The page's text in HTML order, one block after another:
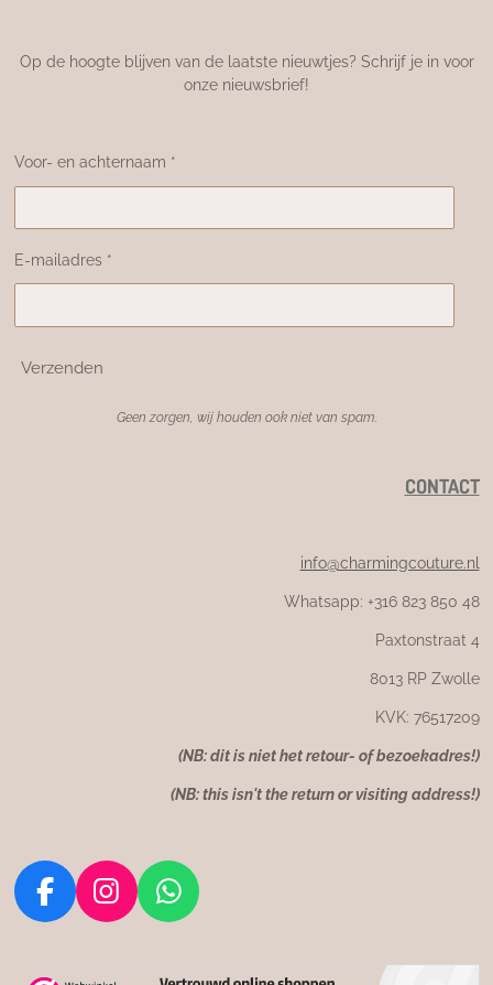
Op de hoogte blijven van de laatste nieuwtjes? Schrijf je in voor
onze nieuwsbrief!
Voor- en achternaam *
E-mailadres *
Verzenden
Geen zorgen, wij houden ook niet van spam.
CONTACT
info@charmingcouture.nl
Whatsapp: +316 823 850 48
Paxtonstraat 4
8013 RP Zwolle
KVK: 76517209
(NB: dit is niet het retour- of bezoekadres!)
(NB: this isn't the return or visiting address!)
F
I
W